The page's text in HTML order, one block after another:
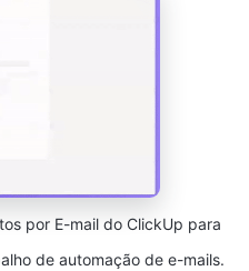
por E-mail do ClickUp para
de automação de e-mails.